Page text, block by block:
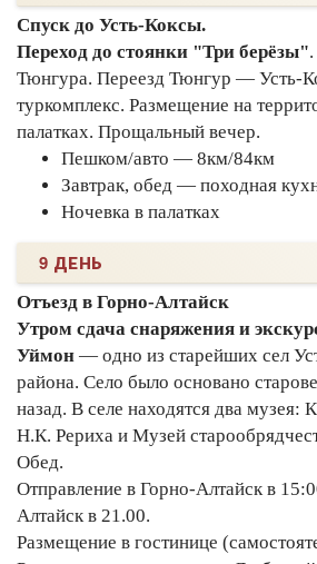
Спуск до Усть-Коксы.
Переход до стоянки "Три берёзы"
Тюнгура. Переезд Тюнгур — Усть-
туркомплекс. Размещение на
палатках. Прощальный вечер.
Пешком/авто — 8км/84км
Завтрак, обед — походная
Ночевка в палатках
9 ДЕНЬ
Отъезд в Горно-Алтайск
Утром сдача снаряжения и
Уймон — одно из старейших сел
района. Село было основано
назад. В селе находятся два музея:
Н.К. Рериха и Музей
Обед.
Отправление в Горно-Алтайск в
Алтайск в 21.00.
Размещение в гостинице